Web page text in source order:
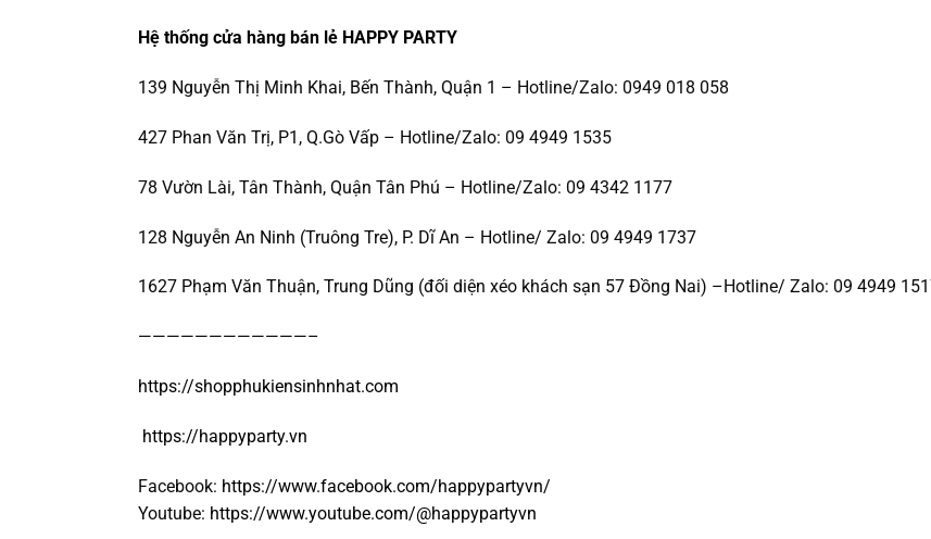
Hệ thống cửa hàng bán lẻ HAPPY PARTY
139 Nguyễn Thị Minh Khai, Bến Thành, Quận 1 – Hotline/Zalo: 0949 018 058
427 Phan Văn Trị, P1, Q.Gò Vấp – Hotline/Zalo: 09 4949 1535
78 Vườn Lài, Tân Thành, Quận Tân Phú – Hotline/Zalo: 09 4342 1177
128 Nguyễn An Ninh (Truông Tre), P. Dĩ An – Hotline/ Zalo: 09 4949 1737
1627 Phạm Văn Thuận, Trung Dũng (đối diện xéo khách sạn 57 Đồng Nai) –Hotline/ Zalo: 09 4949
————————————–
https://shopphukiensinhnhat.com
https://happyparty.vn
Facebook: https://www.facebook.com/happypartyvn/
Youtube: https://www.youtube.com/@happypartyvn